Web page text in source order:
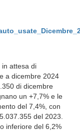
attesa di
a dicembre 2024
di dicembre
un +7,7% e le
del 7,4%, con
del 2023.
inferiore del 6,2%